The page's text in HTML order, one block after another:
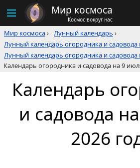
Мир космоса
Космос вокруг нас
Мир космоса› Лунный календарь ›
Лунный календарь огородника и садовода
Лунный календарь огородника и садовода
Календарь огородника и садовода на 9
Календарь
и садовода
2026